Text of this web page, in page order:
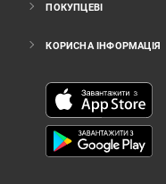
ПОКУПЦЕВІ
КОРИСНА ІНФОРМАЦІЯ